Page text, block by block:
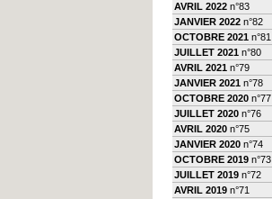
AVRIL 2022 n°83
JANVIER 2022 n°82
OCTOBRE 2021 n°81
JUILLET 2021 n°80
AVRIL 2021 n°79
JANVIER 2021 n°78
OCTOBRE 2020 n°77
JUILLET 2020 n°76
AVRIL 2020 n°75
JANVIER 2020 n°74
OCTOBRE 2019 n°73
JUILLET 2019 n°72
AVRIL 2019 n°71